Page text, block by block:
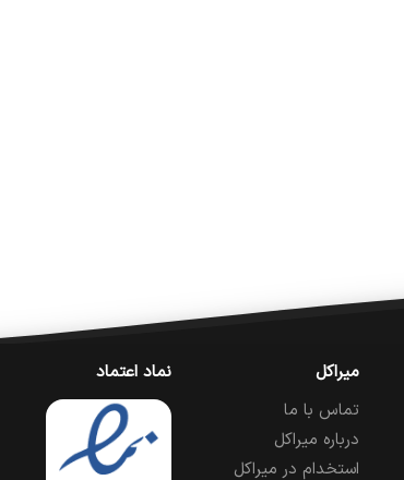
میراکل
تماس با ما
درباره میراکل
استخدام در میراکل
نماد اعتماد